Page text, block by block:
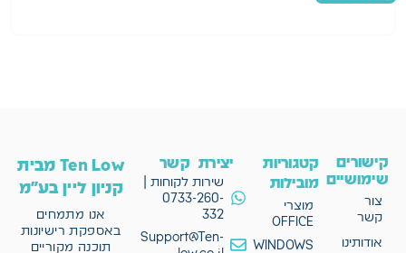
קישורים
שימושיים
צור
קשר
אודותינו
קטגוריות
מובילות
מוצרי
OFFICE
WINDOWS
יצירת קשר
שירות לקוחות |
0733-260-
332
Support@Ten-
Ten Low מבית
קניון ליין בע"מ
אנו מתמחים
באספקת רישיונות
תוכנה מקוריים